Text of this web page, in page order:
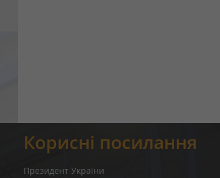
Корисні посилання
Президент України